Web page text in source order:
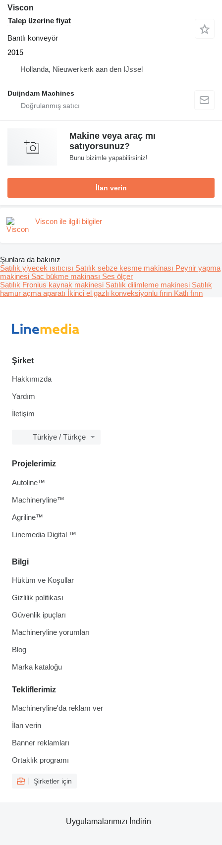
Viscon
Talep üzerine fiyat
Bantlı konveyör
2015
Hollanda, Nieuwerkerk aan den IJssel
Duijndam Machines
Makine veya araç mı
satıyorsunuz?
Bunu bizimle yapabilirsiniz!
İlan verin
Viscon ile ilgili bilgiler
Şunlara da bakınız
Satılık yiyecek ısıtıcısı Satılık sebze kesme makinası Peynir yapma
makinesi Sac bükme makinası Ses ölçer
Satılık Fronius kaynak makinesi Satılık dilimleme makinesi Satılık
hamur açma aparatı İkinci el gazlı konveksiyonlu fırın Katlı fırın
Şirket
Hakkımızda
Yardım
İletişim
Türkiye / Türkçe
Bilgi
Hüküm ve Koşullar
Gizlilik politikası
Güvenlik ipuçları
Machineryline yorumları
Blog
Marka kataloğu
Tekliflerimiz
Machineryline'da reklam ver
İlan verin
Banner reklamları
Ortaklık programı
Şirketler için
Projelerimiz
Autoline™
Machineryline™
Agriline™
Linemedia Digital ™
Uygulamalarımızı İndirin